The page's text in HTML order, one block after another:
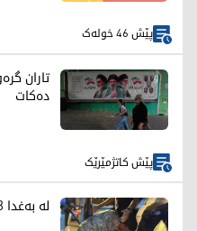
پێش 46 خولەک
تاران
دەکات
پێش کاتژمێرێک
لە بەغدا 318 کەس دەستگیرکران